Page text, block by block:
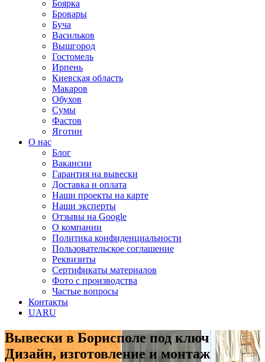
Боярка
Бровары
Буча
Васильков
Вышгород
Гостомель
Ирпень
Киевская область
Макаров
Обухов
Сумы
Фастов
Яготин
О нас
Блог
Вакансии
Гарантия на вывески
Доставка и оплата
Наши проекты на карте
Наши эксперты
Отзывы на Google
О компании
Политика конфиденциальности
Пользовательское соглашение
Реквизиты
Сертификаты материалов
Фото с производства
Частые вопросы
Контакты
UARU
Вывески в Борисполе под ключ
Дизайн, изготовление и монтаж